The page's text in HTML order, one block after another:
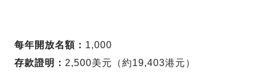
每年開放名額： 1,000
存款證明： 2,500美元（約19,403港元）